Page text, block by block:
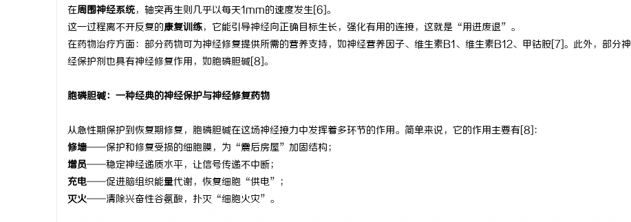
在周围神经系统，轴突再生则几乎以每天1mm的速度发生[6]。
这一过程离不开反复的康复训练，它能引导神经向正确目标生长，强化有用的连接，这就是“用进废退”。
在药物治疗方面：部分药物可为神经修复提供所需的营养支持，如神经营养因子、维生素B1、维生素B12、甲钴胺[7]。此外，部分神
经保护剂也具有神经修复作用，如胞磷胆碱[8]。
胞磷胆碱：一种经典的神经保护与神经修复药物
从急性期保护到恢复期修复，胞磷胆碱在这场神经接力中发挥着多环节的作用。简单来说，它的作用主要有[8]：
修墙——保护和修复受损的细胞膜，为“震后房屋”加固结构；
增员——稳定神经递质水平，让信号传递不中断；
充电——促进脑组织能量代谢，恢复细胞“供电”；
灭火——清除兴奋性谷氨酸，扑灭“细胞火灾”。